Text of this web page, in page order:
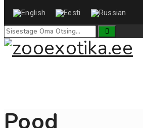
Pood